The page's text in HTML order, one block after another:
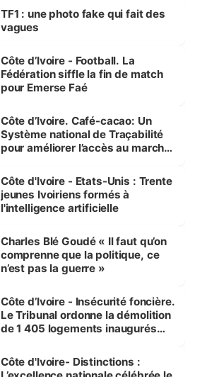
sur la scène internationale »
TF1 : une photo fake qui fait des
vagues
Côte d’Ivoire - Football. La
Fédération siffle la fin de match
pour Emerse Faé
Côte d’Ivoire. Café-cacao: Un
Système national de Traçabilité
pour améliorer l’accès au marché
Côte d'Ivoire - Etats-Unis : Trente
jeunes Ivoiriens formés à
l'intelligence artificielle
Charles Blé Goudé « Il faut qu’on
comprenne que la politique, ce
n’est pas la guerre »
Côte d’Ivoire - Insécurité foncière.
Le Tribunal ordonne la démolition
de 1 405 logements inaugurés
Bassam
Côte d'Ivoire- Distinctions :